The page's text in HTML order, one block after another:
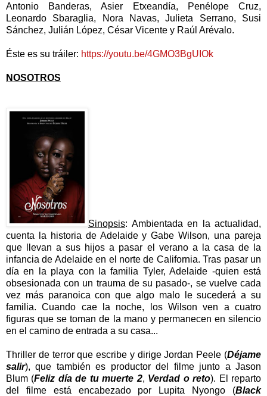
Antonio Banderas, Asier Etxeandía, Penélope Cruz,
Leonardo Sbaraglia, Nora Navas, Julieta Serrano, Susi
Sánchez, Julián López, César Vicente y Raúl Arévalo.
Éste es su tráiler: https://youtu.be/4GMO3BgUIOk
NOSOTROS
Sinopsis: Ambientada en la actualidad,
cuenta la historia de Adelaide y Gabe Wilson, una pareja
que llevan a sus hijos a pasar el verano a la casa de la
infancia de Adelaide en el norte de California. Tras pasar un
día en la playa con la familia Tyler, Adelaide -quien está
obsesionada con un trauma de su pasado-, se vuelve cada
vez más paranoica con que algo malo le sucederá a su
familia. Cuando cae la noche, los Wilson ven a cuatro
figuras que se toman de la mano y permanecen en silencio
en el camino de entrada a su casa...
Thriller de terror que escribe y dirige Jordan Peele (Déjame
salir), que también es productor del filme junto a Jason
Blum (Feliz día de tu muerte 2, Verdad o reto). El reparto
del filme está encabezado por Lupita Nyongo (Black